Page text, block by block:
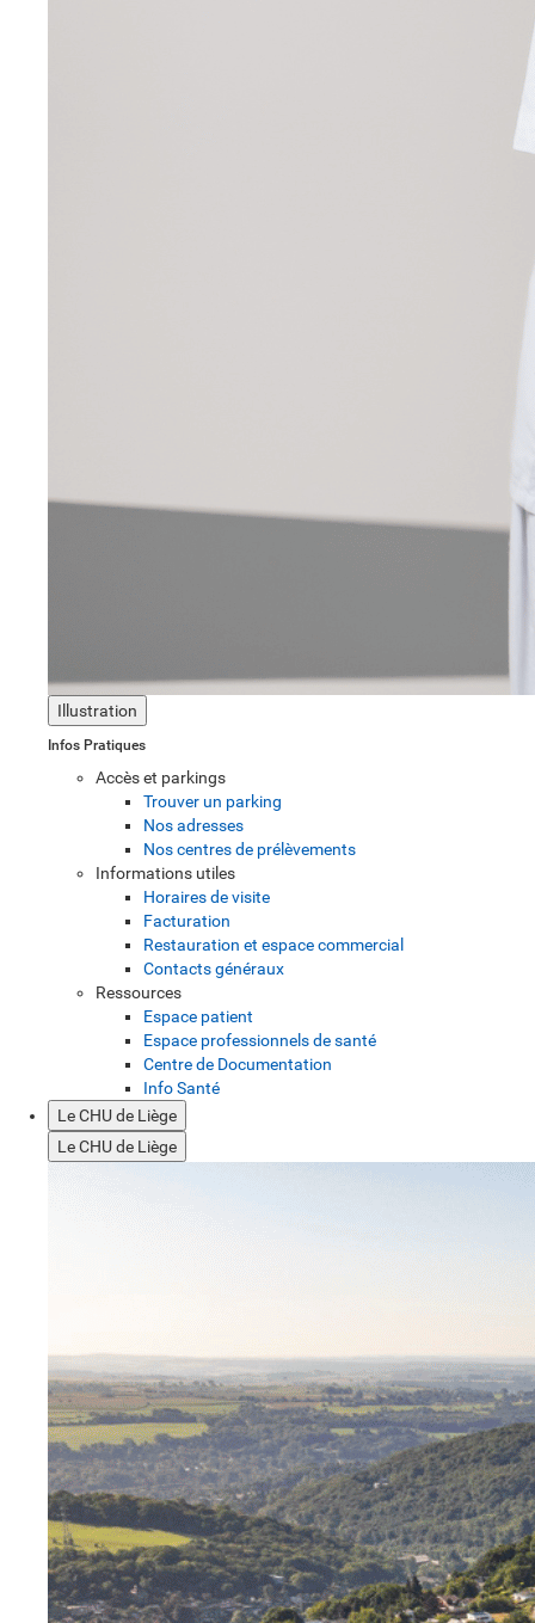
Illustration
Infos Pratiques
Accès et parkings
Trouver un parking
Nos adresses
Nos centres de prélèvements
Informations utiles
Horaires de visite
Facturation
Restauration et espace commercial
Contacts généraux
Ressources
Espace patient
Espace professionnels de santé
Centre de Documentation
Info Santé
Le CHU de Liège
Le CHU de Liège